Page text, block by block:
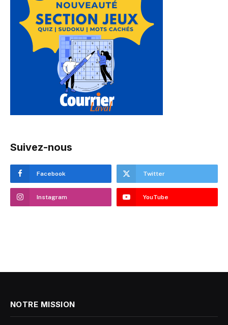
Suivez-nous
Facebook Twitter
Instagram YouTube
NOTRE MISSION